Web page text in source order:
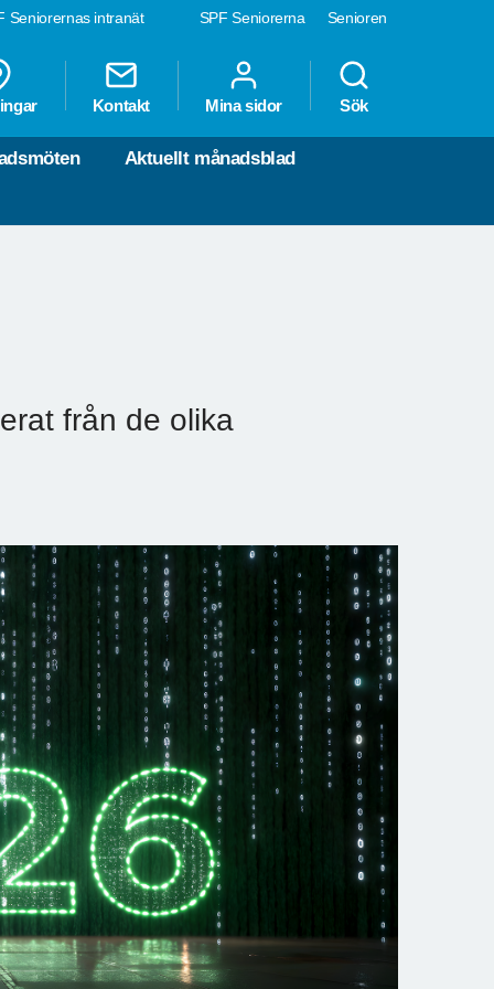
SPF Seniorerna Senioren
Seniorernas intranät
Kontakt Mina sidor Sök
Aktuellt månadsblad
från de olika